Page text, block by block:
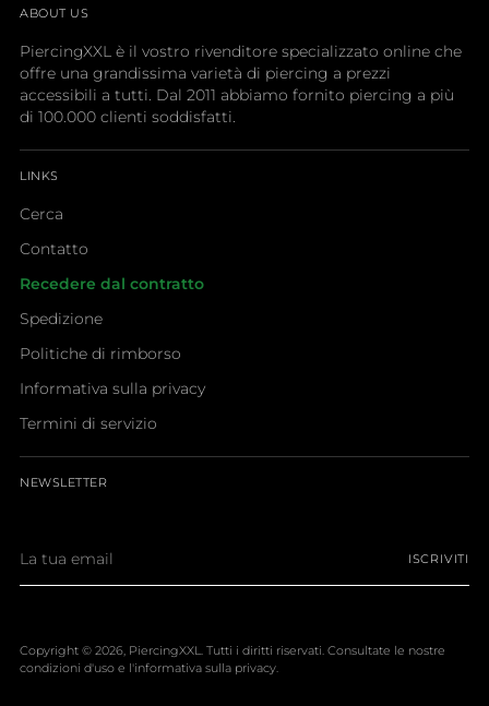
ABOUT US
PiercingXXL è il vostro rivenditore specializzato online che
offre una grandissima varietà di piercing a prezzi
accessibili a tutti. Dal 2011 abbiamo fornito piercing a più
di 100.000 clienti soddisfatti.
LINKS
Cerca
Contatto
Recedere dal contratto
Spedizione
Politiche di rimborso
Informativa sulla privacy
Termini di servizio
NEWSLETTER
tua
email
ISCRIVITI
Copyright © 2026, PiercingXXL. Tutti i diritti riservati. Consultate le nostre
condizioni d'uso e l'informativa sulla privacy.